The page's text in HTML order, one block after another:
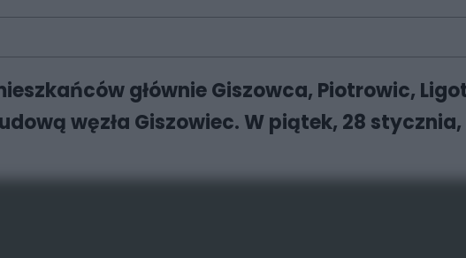
głównie Giszowca, Piotrowic,
węzła Giszowiec. W piątek, 28